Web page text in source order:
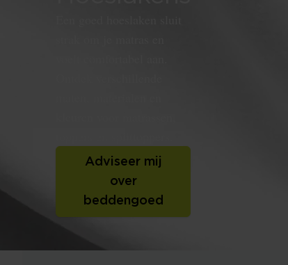
Adviseer mij
over
beddengoed